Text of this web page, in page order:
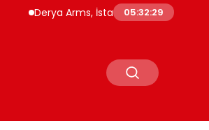
Derya Arms, İstanbul Prohunt 2026’da
05:32:30